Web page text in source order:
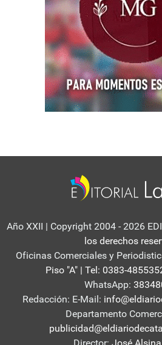
Año XXII | Copyright 2004 - 2026
los derechos
Oficinas Comerciales y
Piso "A" | Tel: 0383-
WhatsApp:
Redacción: E-Mail:
Departamento